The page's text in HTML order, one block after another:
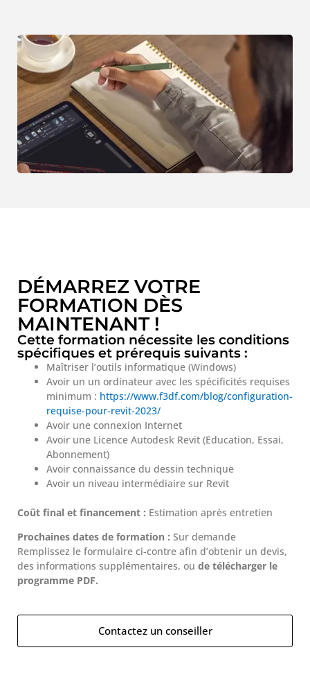
DÉMARREZ VOTRE
FORMATION DÈS
MAINTENANT !
Cette formation nécessite les conditions
spécifiques et prérequis suivants :
Maîtriser l’outils informatique (Windows)
Avoir un un ordinateur avec les spécificités requises
minimum : https://www.f3df.com/blog/configuration-
requise-pour-revit-2023/
Avoir une connexion Internet
Avoir une Licence Autodesk Revit (Education, Essai,
Abonnement)
Avoir connaissance du dessin technique
Avoir un niveau intermédiaire sur Revit
Coût final et financement : Estimation après entretien
Prochaines dates de formation : Sur demande
Remplissez le formulaire ci-contre afin d’obtenir un devis,
des informations supplémentaires, ou de télécharger le
programme PDF.
Contactez un conseiller